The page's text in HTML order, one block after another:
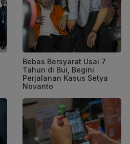
Bebas Bersyarat Usai 7
Tahun di Bui, Begini
Perjalanan Kasus Setya
Novanto